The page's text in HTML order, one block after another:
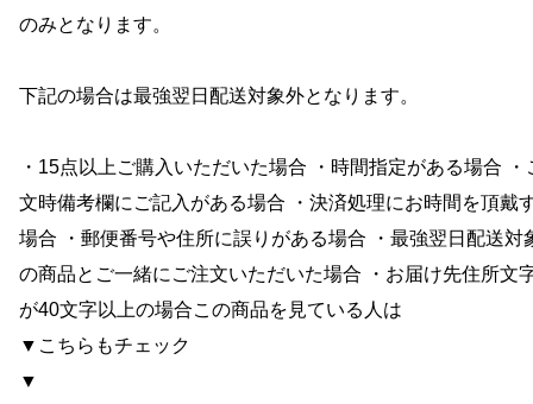
のみとなります。
下記の場合は最強翌日配送対象外となります。
・15点以上ご購入いただいた場合 ・時間指定がある場合 ・
文時備考欄にご記入がある場合 ・決済処理にお時間を頂戴
場合 ・郵便番号や住所に誤りがある場合 ・最強翌日配送対
の商品とご一緒にご注文いただいた場合 ・お届け先住所文
が40文字以上の場合この商品を見ている人は
▼こちらもチェック
▼